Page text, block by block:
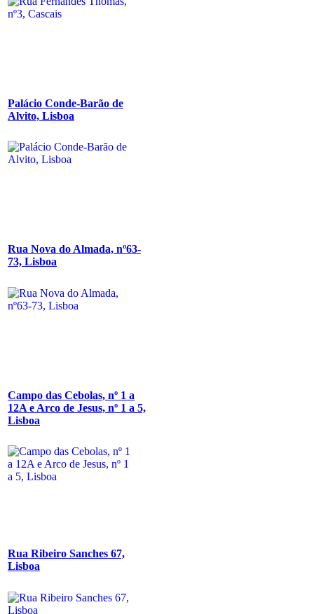
Palácio Conde-Barão de
Alvito, Lisboa
Rua Nova do Almada, nº63-
73, Lisboa
Campo das Cebolas, nº 1 a
12A e Arco de Jesus, nº 1 a 5,
Lisboa
Rua Ribeiro Sanches 67,
Lisboa